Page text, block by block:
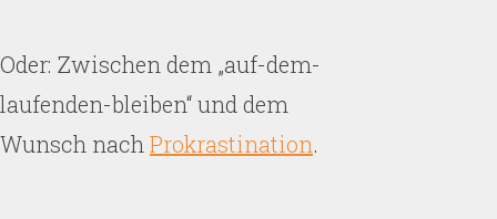
Oder: Zwischen dem „auf-dem-
laufenden-bleiben“ und dem
Wunsch nach Prokrastination.